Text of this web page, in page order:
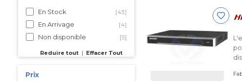
En Stock [43]
En Arrivage [4]
Non disponible [5]
Reduire tout | Effacer Tout
Prix